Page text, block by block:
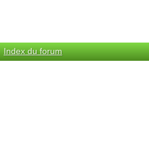
Index du forum